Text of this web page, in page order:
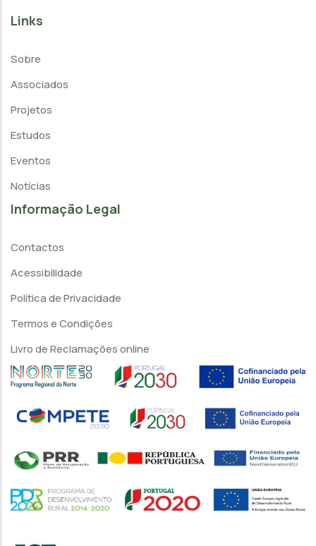
Links
Sobre
Associados
Projetos
Estudos
Eventos
Notícias
Informação Legal
Contactos
Acessibilidade
Política de Privacidade
Termos e Condições
Livro de Reclamações online